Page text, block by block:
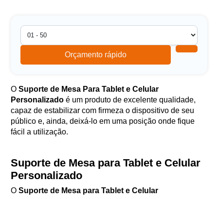
Orçamento rápido
OSuporte de Mesa Para Tablet e Celular
Personalizadoé um produto de excelente qualidade,
capaz de estabilizar com firmeza o dispositivo de seu
público e, ainda, deixá-lo em uma posição onde fique
fácil a utilização.
Suporte de Mesa para Tablet e Celular
Personalizado
OSuporte de Mesa para Tablet e Celular